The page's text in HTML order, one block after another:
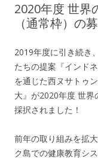
2020年度 世界
（通常枠）の
2019年度に引き続き
たちの提案『インド
を通じた西ヌサトゥ
大』が2020年度 世界
採択されました！
前年の取り組みを拡
ク島での健康教育シ